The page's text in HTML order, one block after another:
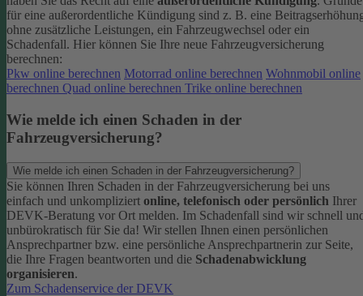
für eine außerordentliche Kündigung sind z. B. eine
ohne zusätzliche Leistungen, ein Fahrzeugwechsel oder ein
Schadenfall. Hier können Sie Ihre neue Fahrzeugversicherung
berechnen:
Pkw online berechnen Motorrad online berechnen Wohnmobil online
berechnen Quad online berechnen Trike online berechnen
Wie melde ich einen Schaden in der
Fahrzeugversicherung?
Wie melde ich einen Schaden in der Fahrzeugversicherung?
Sie können Ihren Schaden in der Fahrzeugversicherung bei uns
einfach und unkompliziert online, telefonisch oder persönlich Ihrer
DEVK-Beratung vor Ort melden. Im Schadenfall sind wir schnell
unbürokratisch für Sie da! Wir stellen Ihnen einen persönlichen
Ansprechpartner bzw. eine persönliche Ansprechpartnerin zur Seite,
die Ihre Fragen beantworten und die Schadenabwicklung
organisieren.
Zum Schadenservice der DEVK